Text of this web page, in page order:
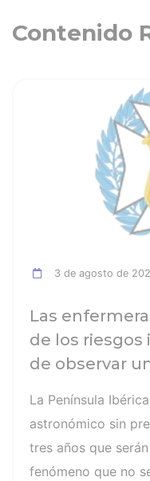
Contenido
3 de agosto de
Las
de los riesgos
de observar
solar es el
La Península
astronómico sin
tres años que
fenómeno que no